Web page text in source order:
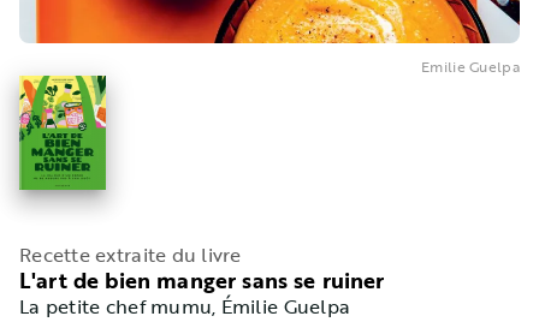
Emilie Guelpa
Recette extraite du livre
L'art de bien manger sans se ruiner
La petite chef mumu, Émilie Guelpa